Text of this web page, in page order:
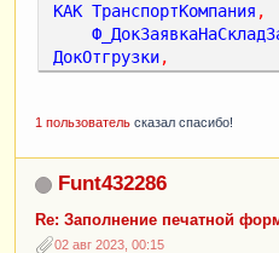
КАК ТранспортКомпания ,
ДокОтгрузки,
ИЗ
Документ.
КАК
1 пользователь сказал спасибо!
Funt432286
Re: Заполнение печатной
02 авг 2023, 00:15